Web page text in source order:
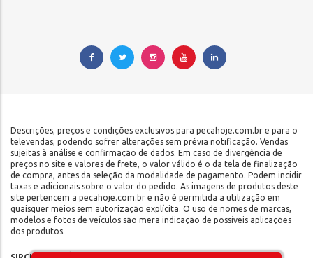
Descrições, preços e condições exclusivos para pecahoje.com.br e para o
televendas, podendo sofrer alterações sem prévia notificação. Vendas
sujeitas à análise e confirmação de dados. Em caso de divergência de
preços no site e valores de frete, o valor válido é o da tela de finalização
de compra, antes da seleção da modalidade de pagamento. Podem incidir
taxas e adicionais sobre o valor do pedido. As imagens de produtos deste
site pertencem a pecahoje.com.br e não é permitida a utilização em
quaisquer meios sem autorização explícita. O uso de nomes de marcas,
modelos e fotos de veículos são mera indicação de possíveis aplicações
dos produtos.